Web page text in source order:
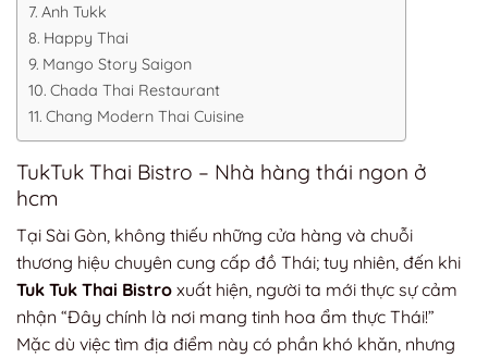
Anh Tukk
Happy Thai
Mango Story Saigon
Chada Thai Restaurant
Chang Modern Thai Cuisine
TukTuk Thai Bistro – Nhà hàng thái ngon ở
hcm
Tại Sài Gòn, không thiếu những cửa hàng và chuỗi
thương hiệu chuyên cung cấp đồ Thái; tuy nhiên, đến khi
Tuk Tuk Thai Bistro xuất hiện, người ta mới thực sự cảm
nhận “Đây chính là nơi mang tinh hoa ẩm thực Thái!”
Mặc dù việc tìm địa điểm này có phần khó khăn, nhưng